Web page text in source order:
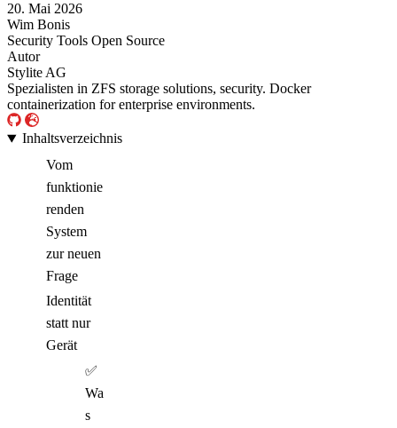
20. Mai 2026
Wim Bonis
Security Tools Open Source
Autor
Stylite AG
Spezialisten in ZFS storage solutions, security. Docker
containerization for enterprise environments.
Inhaltsverzeichnis
Vom
funktionie
renden
System
zur neuen
Frage
Identität
statt nur
Gerät
✅
Wa
s